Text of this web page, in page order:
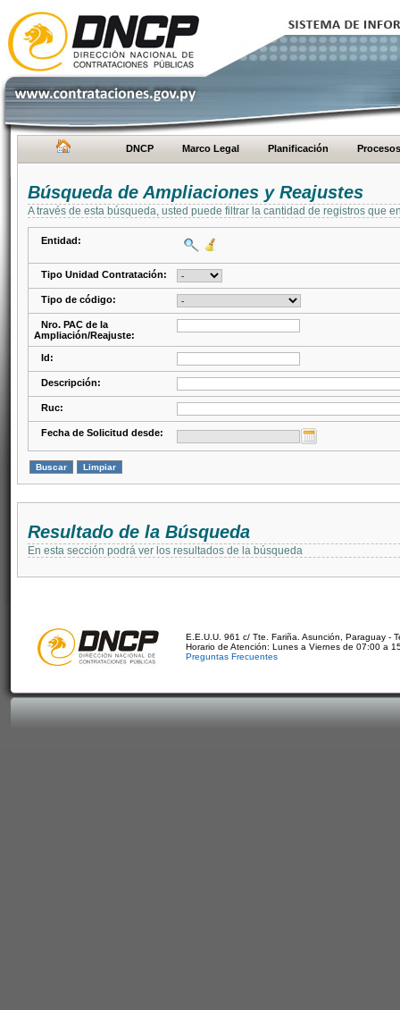
DNCP Marco Legal Planificación Procesos
Búsqueda de Ampliaciones y Reajustes
A través de esta búsqueda, usted puede filtrar la cantidad de registros que
Entidad:
Tipo Unidad Contratación:
Tipo de código:
Nro. PAC de la
Ampliación/Reajuste:
Id:
Descripción:
Ruc:
Fecha de Solicitud desde:
Resultado de la Búsqueda
En esta sección podrá ver los resultados de la búsqueda
E.E.U.U. 961 c/ Tte. Fariña. Asunción, Paraguay -
Horario de Atención: Lunes a Viernes de 07:00 a
Preguntas Frecuentes